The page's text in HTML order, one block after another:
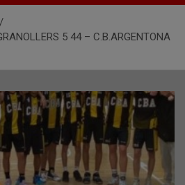
5 44 – C.B.ARGENTONA